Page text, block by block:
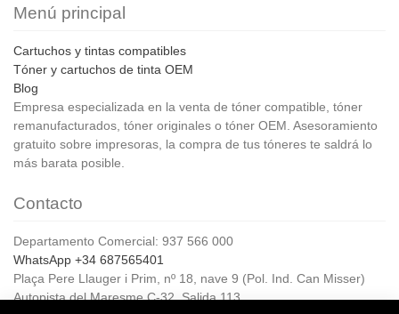
Menú principal
Cartuchos y tintas compatibles
Tóner y cartuchos de tinta OEM
Blog
Empresa especializada en la venta de tóner compatible, tóner
remanufacturados, tóner originales o tóner OEM. Asesoramiento
gratuito sobre impresoras, la compra de tus tóneres te saldrá lo
más barata posible.
Contacto
Departamento Comercial: 937 566 000
WhatsApp +34 687565401
Plaça Pere Llauger i Prim, nº 18, nave 9 (Pol. Ind. Can Misser)
Autopista del Maresme C-32, Salida 113